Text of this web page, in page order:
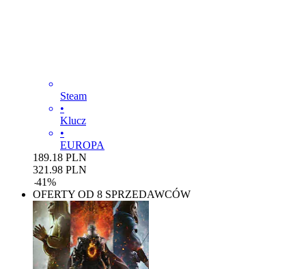
Steam
•
Klucz
•
EUROPA
189.18 PLN
321.98 PLN
-41%
OFERTY OD 8 SPRZEDAWCÓW